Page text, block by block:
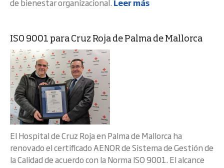
de bienestar organizacional. Leer más
ISO 9001 para Cruz Roja de Palma de Mallorca
El Hospital de Cruz Roja en Palma de Mallorca ha
renovado el certificado AENOR de Sistema de Gestión de
la Calidad de acuerdo con la Norma ISO 9001. El alcance